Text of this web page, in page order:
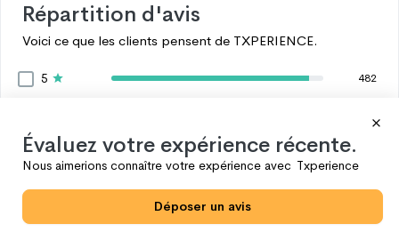
Répartition d'avis
Voici ce que les clients pensent de TXPERIENCE.
5 482
8
Voir plus
Évaluez votre expérience récente.
Nous aimerions connaître votre expérience avec Txperience
Déposer un avis